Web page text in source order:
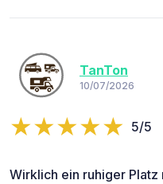
TanTon
10/07/2026
5/5
Wirklich ein ruhiger